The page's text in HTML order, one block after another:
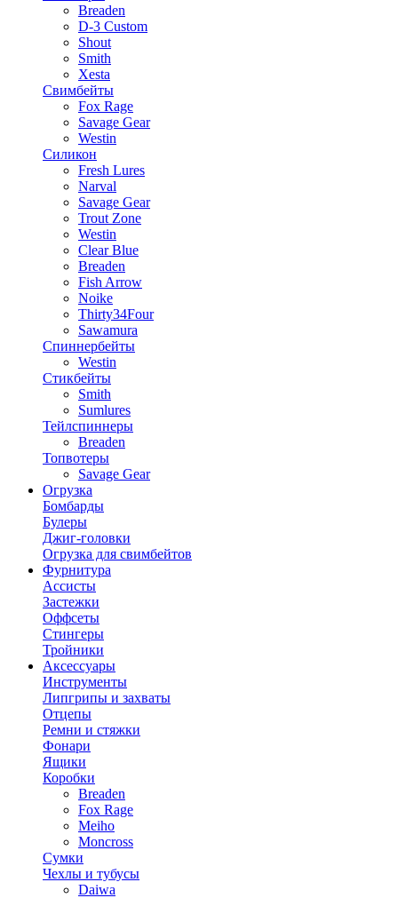
Breaden
D-3 Custom
Shout
Smith
Xesta
Свимбейты
Fox Rage
Savage Gear
Westin
Силикон
Fresh Lures
Narval
Savage Gear
Trout Zone
Westin
Clear Blue
Breaden
Fish Arrow
Noike
Thirty34Four
Sawamura
Спиннербейты
Westin
Стикбейты
Smith
Sumlures
Тейлспиннеры
Breaden
Топвотеры
Savage Gear
Огрузка
Бомбарды
Булеры
Джиг-головки
Огрузка для свимбейтов
Фурнитура
Ассисты
Застежки
Оффсеты
Стингеры
Тройники
Аксессуары
Инструменты
Липгрипы и захваты
Отцепы
Ремни и стяжки
Фонари
Ящики
Коробки
Breaden
Fox Rage
Meiho
Moncross
Сумки
Чехлы и тубусы
Daiwa